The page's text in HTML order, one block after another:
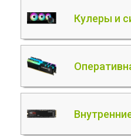
Кулеры и